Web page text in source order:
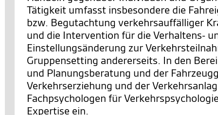
Tätigkeit umfasst insbesondere die
bzw. Begutachtung verkehrsauffälliger
und die Intervention für die Verhaltens-
Einstellungsänderung zur
Gruppensetting andererseits. In den
und Planungsberatung und der
Verkehrserziehung und der
Fachpsychologen für
Expertise ein.